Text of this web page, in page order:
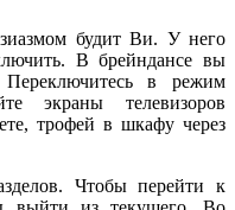
будит Ви. У него
В брейндансе вы
в режим
экраны телевизоров
трофей в шкафу через
Чтобы перейти к